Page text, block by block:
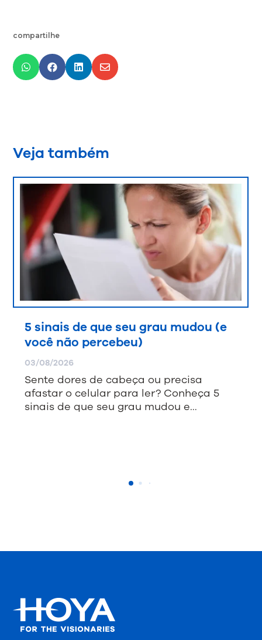
compartilhe
   
Veja também
5 sinais de que seu grau mudou (e
você não percebeu)
03/08/2026
Sente dores de cabeça ou precisa
afastar o celular para ler? Conheça 5
sinais de que seu grau mudou e…